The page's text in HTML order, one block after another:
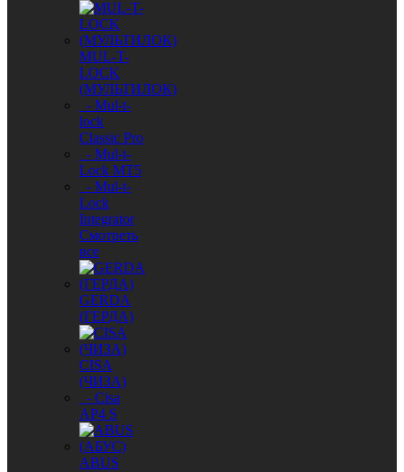
MUL-T-
LOCK
(МУЛЬТИЛОК)
- Mul-t-
lock
Classic Pro
- Mul-t-
Lock MT5
- Mul-t-
Lock
Integrator
Смотреть
все
GERDA
(ГЕРДА)
CISA
(ЧИЗА)
- Cisa
AP4 S
ABUS